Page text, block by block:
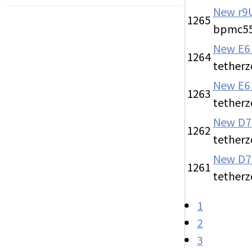
1265
New
1264
New
1263
New
1262
New
1261
New
1
2
3